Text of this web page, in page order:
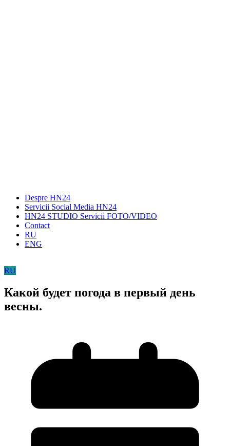
Despre HN24
Servicii Social Media HN24
HN24 STUDIO Servicii FOTO/VIDEO
Contact
RU
ENG
RU
Какой будет погода в первый день
весны.